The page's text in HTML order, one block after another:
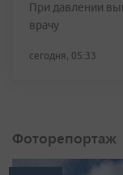
При давлении
врачу
сегодня, 05:33
Фоторепортаж